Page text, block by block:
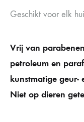
Geschikt voor elk
Vrij van
petroleum en
kunstmatige geur-
Niet op dieren